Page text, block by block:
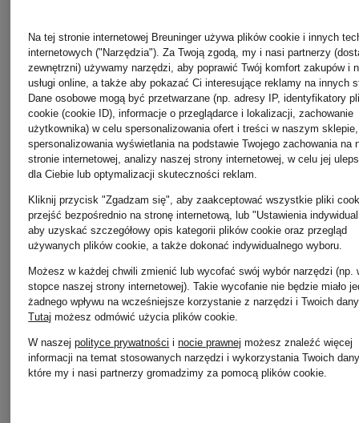
męskie
Obuwie
DOLCE &
GABBANA
Obuwie
GUCCI
Sukienki
SANDRO
Szale i
chusty
Torby
Na tej stronie internetowej Breuninger używa plików cookie i innych
internetowych ("Narzędzia"). Za Twoją zgodą, my i nasi partnerzy
zewnętrzni) używamy narzędzi, aby poprawić Twój komfort zakupów i
usługi online, a także aby pokazać Ci interesujące reklamy na innych
Dane osobowe mogą być przetwarzane (np. adresy IP, identyfikatory
cookie (cookie ID), informacje o przeglądarce i lokalizacji, zachowanie
użytkownika) w celu spersonalizowania ofert i treści w naszym sklepie,
spersonalizowania wyświetlania na podstawie Twojego zachowania na
stronie internetowej, analizy naszej strony internetowej, w celu jej
dla Ciebie lub optymalizacji skuteczności reklam.
Kliknij przycisk "Zgadzam się", aby zaakceptować wszystkie pliki
przejść bezpośrednio na stronę internetową, lub "Ustawienia
aby uzyskać szczegółowy opis kategorii plików cookie oraz przegląd
używanych plików cookie, a także dokonać indywidualnego wyboru.
Możesz w każdej chwili zmienić lub wycofać swój wybór narzędzi (np.
stopce naszej strony internetowej). Takie wycofanie nie będzie miało
żadnego wpływu na wcześniejsze korzystanie z narzędzi i Twoich
Tutaj możesz odmówić użycia plików cookie.
W naszejpolityce prywatności inocie prawnej możesz znaleźć więcej
informacji na temat stosowanych narzędzi i wykorzystania Twoich
które my i nasi partnerzy gromadzimy za pomocą plików cookie.